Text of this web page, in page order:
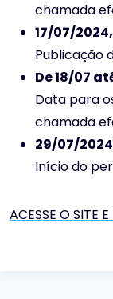
chamada
17/07/
Publicação
De 18/07
Data para
chamada
29/07/2024
Início do
ACESSE O SITE